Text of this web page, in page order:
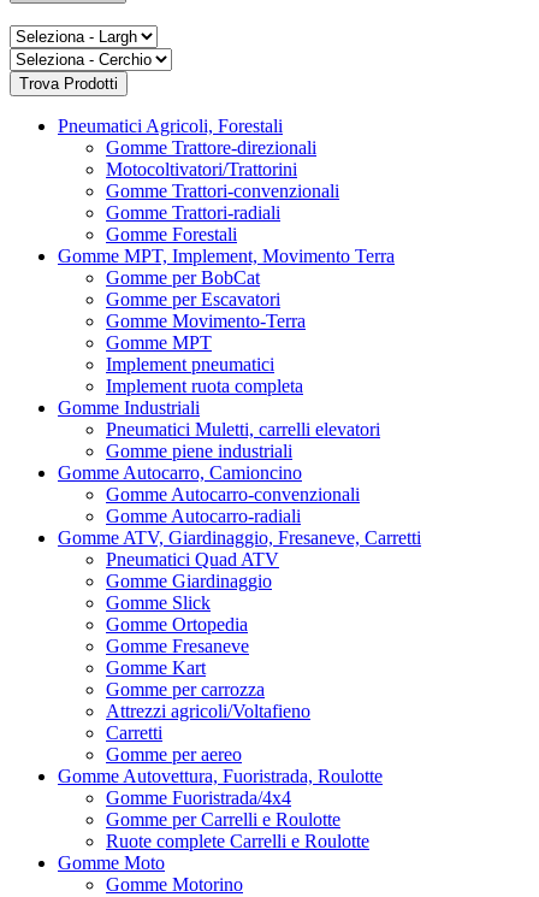
Pneumatici Agricoli, Forestali
Gomme Trattore-direzionali
Motocoltivatori/Trattorini
Gomme Trattori-convenzionali
Gomme Trattori-radiali
Gomme Forestali
Gomme MPT, Implement, Movimento Terra
Gomme per BobCat
Gomme per Escavatori
Gomme Movimento-Terra
Gomme MPT
Implement pneumatici
Implement ruota completa
Gomme Industriali
Pneumatici Muletti, carrelli elevatori
Gomme piene industriali
Gomme Autocarro, Camioncino
Gomme Autocarro-convenzionali
Gomme Autocarro-radiali
Gomme ATV, Giardinaggio, Fresaneve, Carretti
Pneumatici Quad ATV
Gomme Giardinaggio
Gomme Slick
Gomme Ortopedia
Gomme Fresaneve
Gomme Kart
Gomme per carrozza
Attrezzi agricoli/Voltafieno
Carretti
Gomme per aereo
Gomme Autovettura, Fuoristrada, Roulotte
Gomme Fuoristrada/4x4
Gomme per Carrelli e Roulotte
Ruote complete Carrelli e Roulotte
Gomme Moto
Gomme Motorino